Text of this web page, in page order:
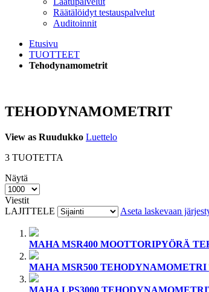
Räätälöidyt testauspalvelut
Auditoinnit
Etusivu
TUOTTEET
Tehodynamometrit
TEHODYNAMOMETRIT
View as Ruudukko Luettelo
3 TUOTETTA
Näytä
Viestit
LAJITTELE
Aseta laskevaan
MAHA MSR400 MOOTTORIPYÖRÄ
MAHA MSR500 TEHODYNAMOMETRI
MAHA LPS3000